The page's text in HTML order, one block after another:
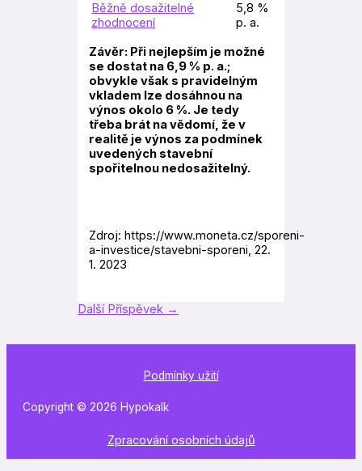
Běžně dosažitelné
zhodnocení
5,8 %
p. a.
Závěr: Při nejlepším je možné
se dostat na 6,9 % p. a.;
obvykle však s pravidelným
vkladem lze dosáhnou na
výnos okolo 6 %. Je tedy
třeba brát na vědomí, že v
realitě je výnos za podmínek
uvedených stavební
spořitelnou nedosažitelný.
Zdroj: https://www.moneta.cz/sporeni-
a-investice/stavebni-sporeni, 22.
1. 2023
Další Příspěvek →
Podmínky užití
Copyright © 2026 Hypokalk
Zpracování osobních údajů